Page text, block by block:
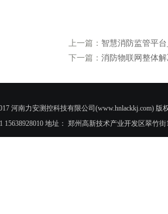
上一篇： 智慧消防监管平
下一篇： 消防物联网整体
河南力安测控科技有限公司(www.hnlackkj.com)
15638928010 地址： 郑州高新技术产业开发区翠竹